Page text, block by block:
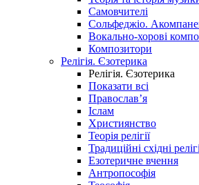
Самовчителі
Сольфеджіо.
Вокально-хорові
Композитори
Релігія. Єзотерика
Релігія. Єзотерика
Показати всі
Православ’я
Іслам
Християнство
Теорія релігії
Традиційні східні
Езотеричне вчення
Антропософія